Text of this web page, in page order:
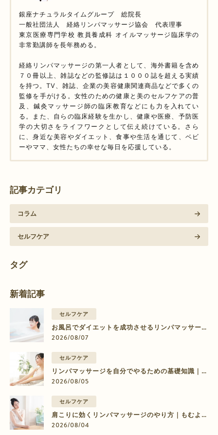
銀座ナチュラルタイムグループ 総院長
一般社団法人 経絡リンパマッサージ協会 代表理事
東京医療専門学校 教員養成科 オイルマッサージ臨床学の
非常勤講師を長年務める。
経絡リンパマッサージの第一人者として、海外書籍を含め
７０冊以上、雑誌などの監修誌は１０００誌を超える実績
を持つ。TV、雑誌、企業の美容健康関連商品などで多くの
監修を手がける。女性のための健康と美のセルフケアの普
及、鍼灸マッサージ師の臨床教育などにも力を入れてい
る。また、自らの臨床経験を生かし、健康や医療、予防医
学の大切さをライフワークとして伝え続けている。さら
に、身近な美容やダイエット、食事や生活を通じて、ベビ
ーやママ、女性たちの幸せな毎日を応援している。
記事カテゴリ
コラム
セルフケア
タグ
新着記事
セルフケア
お風呂でダイエットを成功させるリンパマッサージ
のやり方【部位別】
2026/08/07
セルフケア
リンパマッサージを自分でやるための基礎知識｜脚
のむくみに効く9ステップ
2026/08/05
セルフケア
肩こりに効くリンパマッサージのやり方｜もむより
流すマッサージの4ステップ
2026/08/04